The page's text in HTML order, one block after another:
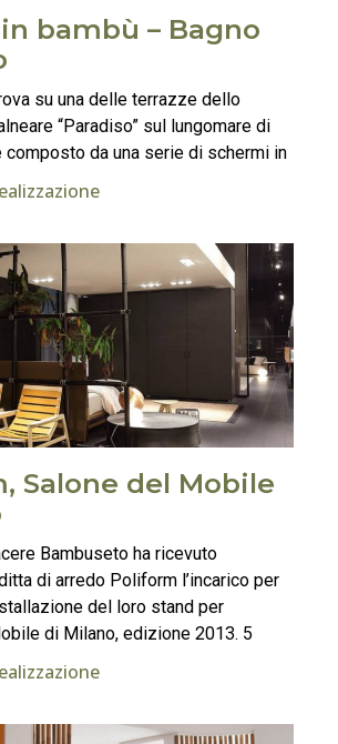
bambù – Bagno
su una delle terrazze dello
“Paradiso” sul lungomare di
composto da una serie di schermi in
Salone del Mobile
Bambuseto ha ricevuto
di arredo Poliform l’incarico per
del loro stand per
di Milano, edizione 2013. 5